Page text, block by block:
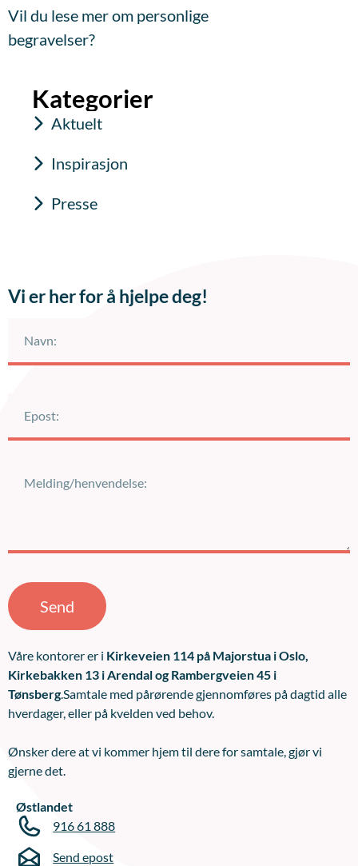
Vil du lese mer om personlige
begravelser?
Kategorier
Aktuelt
Inspirasjon
Presse
Vi er her for å hjelpe deg!
Send
Våre kontorer er i Kirkeveien 114 på Majorstua i Oslo,
Kirkebakken 13 i Arendal og Rambergveien 45 i
Tønsberg.Samtale med pårørende gjennomføres på dagtid alle
hverdager, eller på kvelden ved behov.
Ønsker dere at vi kommer hjem til dere for samtale, gjør vi
gjerne det.
Østlandet
916 61 888
Send epost